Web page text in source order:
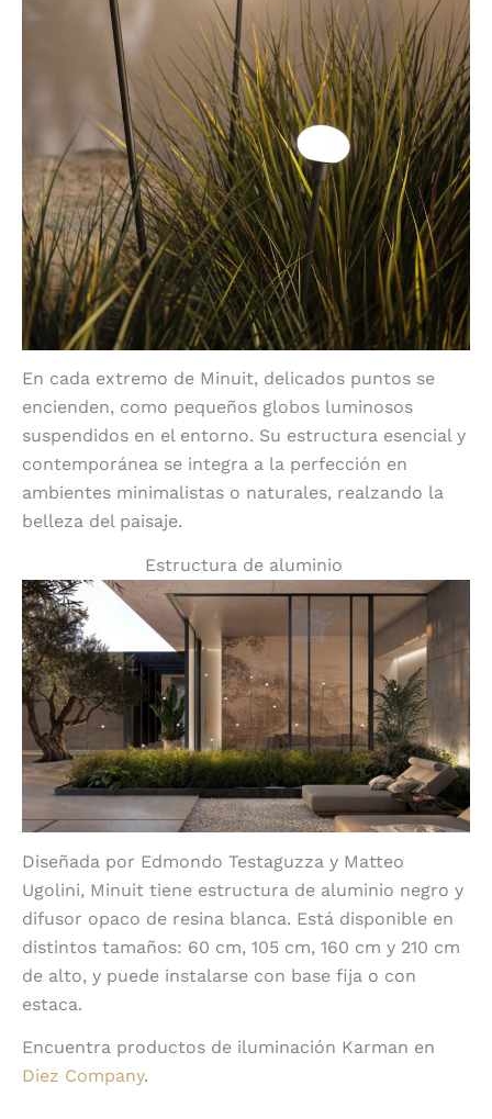
En cada extremo de Minuit, delicados puntos se
encienden, como pequeños globos luminosos
suspendidos en el entorno. Su estructura esencial y
contemporánea se integra a la perfección en
ambientes minimalistas o naturales, realzando la
belleza del paisaje.
Estructura de aluminio
Diseñada por Edmondo Testaguzza y Matteo
Ugolini, Minuit tiene estructura de aluminio negro y
difusor opaco de resina blanca. Está disponible en
distintos tamaños: 60 cm, 105 cm, 160 cm y 210 cm
de alto, y puede instalarse con base fija o con
estaca.
Encuentra productos de iluminación Karman en
Diez Company.